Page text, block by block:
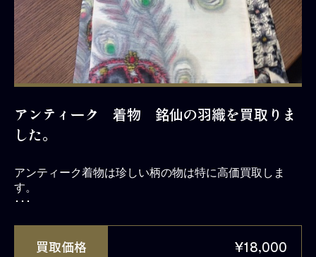
アンティーク 着物 銘仙の羽織を買取りま
した。
アンティーク着物は珍しい柄の物は特に高価買取しま
す。
･･･
買取価格 ¥18,000